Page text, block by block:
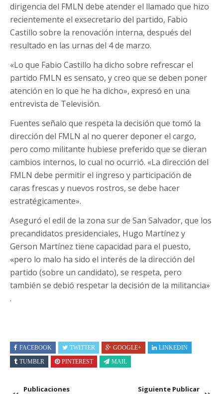
dirigencia del FMLN debe atender el llamado que hizo
recientemente el exsecretario del partido, Fabio
Castillo sobre la renovación interna, después del
resultado en las urnas del 4 de marzo.
«Lo que Fabio Castillo ha dicho sobre refrescar el
partido FMLN es sensato, y creo que se deben poner
atención en lo que he ha dicho», expresó en una
entrevista de Televisión.
Fuentes señalo que respeta la decisión que tomó la
dirección del FMLN al no querer deponer el cargo,
pero como militante hubiese preferido que se dieran
cambios internos, lo cual no ocurrió. «La dirección del
FMLN debe permitir el ingreso y participación de
caras frescas y nuevos rostros, se debe hacer
estratégicamente».
Aseguró el edil de la zona sur de San Salvador, que los
precandidatos presidenciales, Hugo Martínez y
Gerson Martínez tiene capacidad para el puesto,
«pero lo malo ha sido el interés de la dirección del
partido (sobre un candidato), se respeta, pero
también se debió respetar la decisión de la militancia»
.
FACEBOOK TWITTER GOOGLE+
LINKEDIN
TUMBLR
PINTEREST MAIL
Publicaciones
Siguiente Publicar